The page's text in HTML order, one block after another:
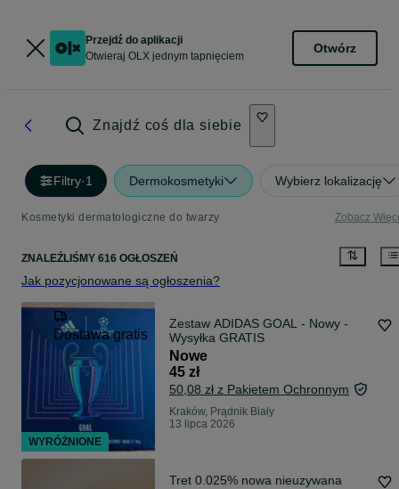
Przejdź do aplikacji
Otwieraj OLX jednym tapnięciem
Otwórz
Znajdź coś dla siebie
Filtry·1 Dermokosmetyki Wybierz lokalizację
Kosmetyki dermatologiczne do twarzy Zobacz
ZNALEŹLIŚMY 616 OGŁOSZEŃ
Jak pozycjonowane są ogłoszenia?
Dostawa gratis
Zestaw ADIDAS GOAL - Nowy -
Wysyłka GRATIS
Nowe
45 zł
50,08 zł z Pakietem Ochronnym
Kraków, Prądnik Biały
13 lipca 2026
Tret 0.025% nowa nieuzywana
WYRÓŻNIONE